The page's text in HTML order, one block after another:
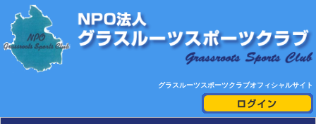
グラスルーツスポーツクラブオフィシャルサイト